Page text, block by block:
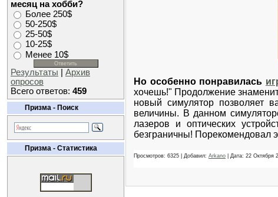
месяц на хобби?
Более 250$
50-250$
25-50$
10-25$
Менее 10$
Результаты
Архив
опросов
Всего ответов: 459
Призма - Поиск
Призма - Статистика
Но особенно понравилась
хочешь!" Продолжение
новый симулятор позволяет
величины. В данном
лазеров и оптических
безграничны! Порекомендовал
Просмотров: 6325 | Добавил: Arkano | Дата: 22 Октября